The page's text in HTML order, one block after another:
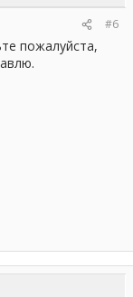
#6
пожалуйста,